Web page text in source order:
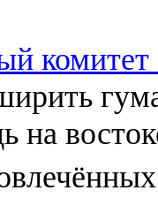
комитет
на